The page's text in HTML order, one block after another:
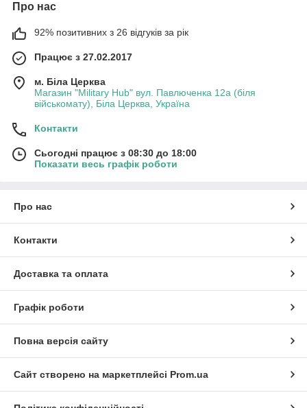
Про нас
92% позитивних з 26 відгуків за рік
Працює з 27.02.2017
м. Біла Церква
Магазин "Military Hub" вул. Павлюченка 12а (біля
військомату), Біла Церква, Україна
Контакти
Сьогодні працює з 08:30 до 18:00
Показати весь графік роботи
Про нас
Контакти
Доставка та оплата
Графік роботи
Повна версія сайту
Сайт створено на маркетплейсі Prom.ua